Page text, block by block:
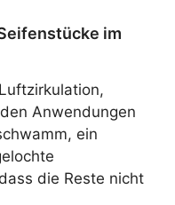
im
Anwendungen
ein
die Reste nicht